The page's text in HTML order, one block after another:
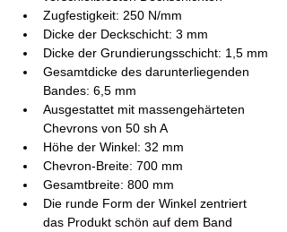
Zugfestigkeit: 250 N/mm
Dicke der Deckschicht: 3 mm
Dicke der Grundierungsschicht: 1,5 mm
Gesamtdicke des darunterliegenden
Bandes: 6,5 mm
Ausgestattet mit massengehärteten
Chevrons von 50 sh A
Höhe der Winkel: 32 mm
Chevron-Breite: 700 mm
Gesamtbreite: 800 mm
Die runde Form der Winkel zentriert
das Produkt schön auf dem Band